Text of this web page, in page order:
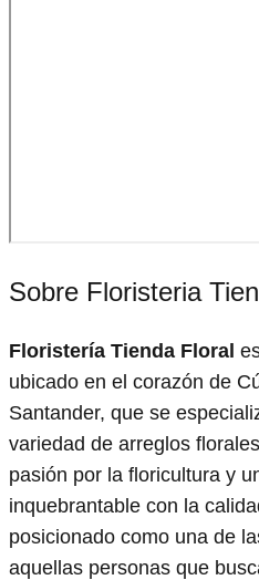
Sobre Floristeria
Floristería Tienda Floral
ubicado en el corazón de
Santander, que se
variedad de arreglos
pasión por la floricultura y
inquebrantable con la
posicionado como una de
aquellas personas que